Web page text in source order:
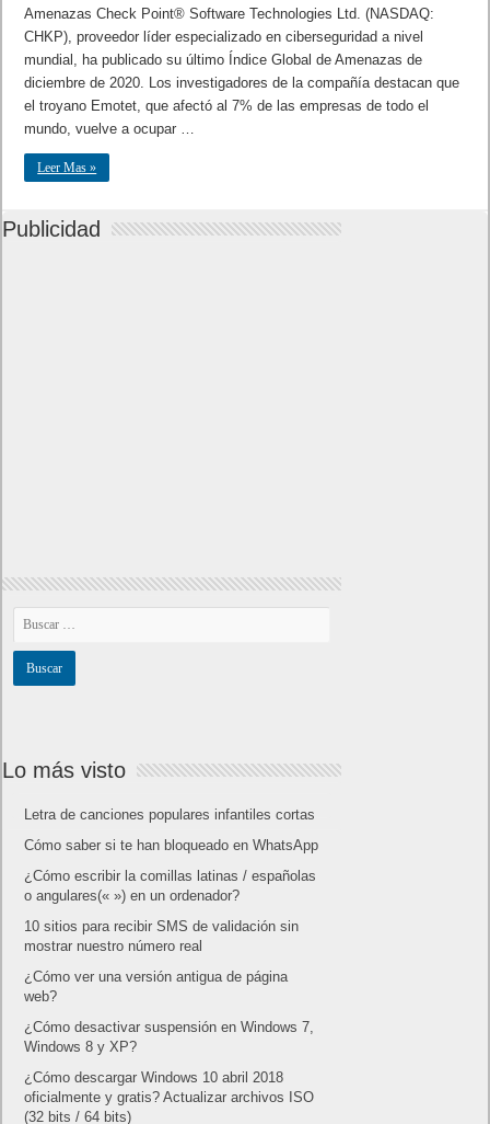
Amenazas Check Point® Software Technologies Ltd. (NASDAQ:
CHKP), proveedor líder especializado en ciberseguridad a nivel
mundial, ha publicado su último Índice Global de Amenazas de
diciembre de 2020. Los investigadores de la compañía destacan que
el troyano Emotet, que afectó al 7% de las empresas de todo el
mundo, vuelve a ocupar …
Leer Mas »
Publicidad
Lo más visto
Letra de canciones populares infantiles cortas
Cómo saber si te han bloqueado en WhatsApp
¿Cómo escribir la comillas latinas / españolas
o angulares(« ») en un ordenador?
10 sitios para recibir SMS de validación sin
mostrar nuestro número real
¿Cómo ver una versión antigua de página
web?
¿Cómo desactivar suspensión en Windows 7,
Windows 8 y XP?
¿Cómo descargar Windows 10 abril 2018
oficialmente y gratis? Actualizar archivos ISO
(32 bits / 64 bits)